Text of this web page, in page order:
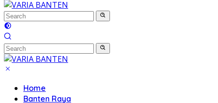
Home
Banten Raya